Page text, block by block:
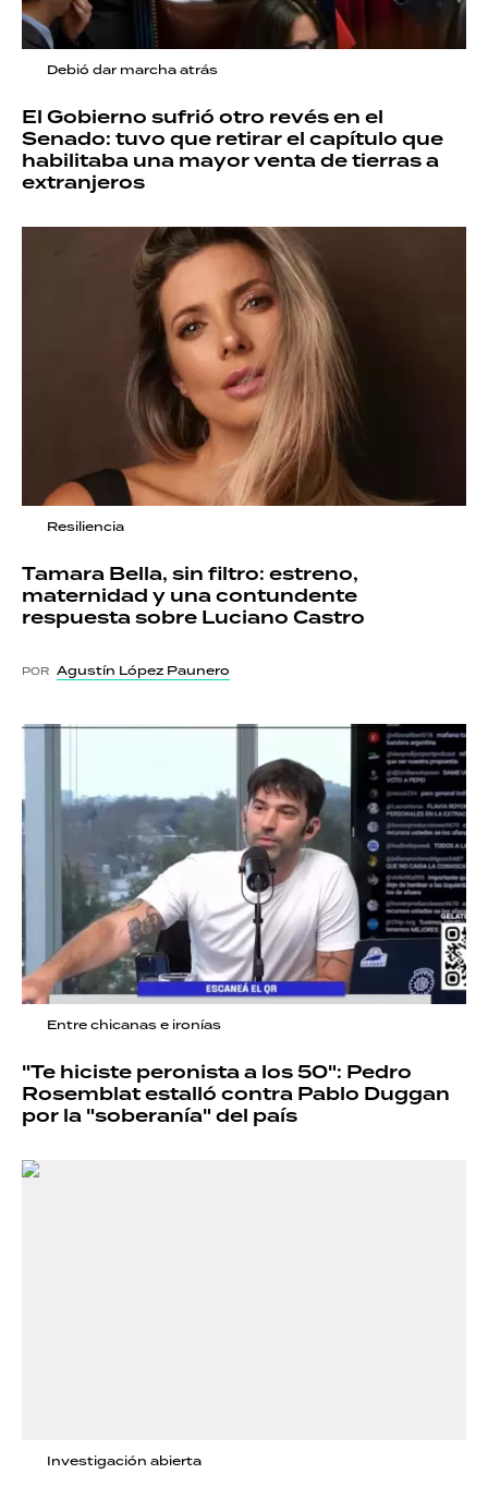
Debió dar marcha atrás
El Gobierno sufrió otro revés en el
Senado: tuvo que retirar el capítulo que
habilitaba una mayor venta de tierras a
extranjeros
Resiliencia
Tamara Bella, sin filtro: estreno,
maternidad y una contundente
respuesta sobre Luciano Castro
POR Agustín López Paunero
Entre chicanas e ironías
"Te hiciste peronista a los 50": Pedro
Rosemblat estalló contra Pablo Duggan
por la "soberanía" del país
Investigación abierta